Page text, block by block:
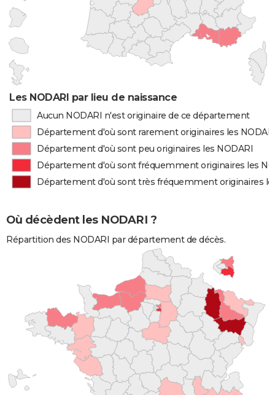
Les NODARI par lieu de naissance
Aucun NODARI n'est originaire de ce département
Département d'où sont rarement originaires les
Département d'où sont peu originaires les NODARI
Département d'où sont fréquemment originaires les
Département d'où sont très fréquemment originaires
Où décèdent les NODARI ?
Répartition des NODARI par département de décès.